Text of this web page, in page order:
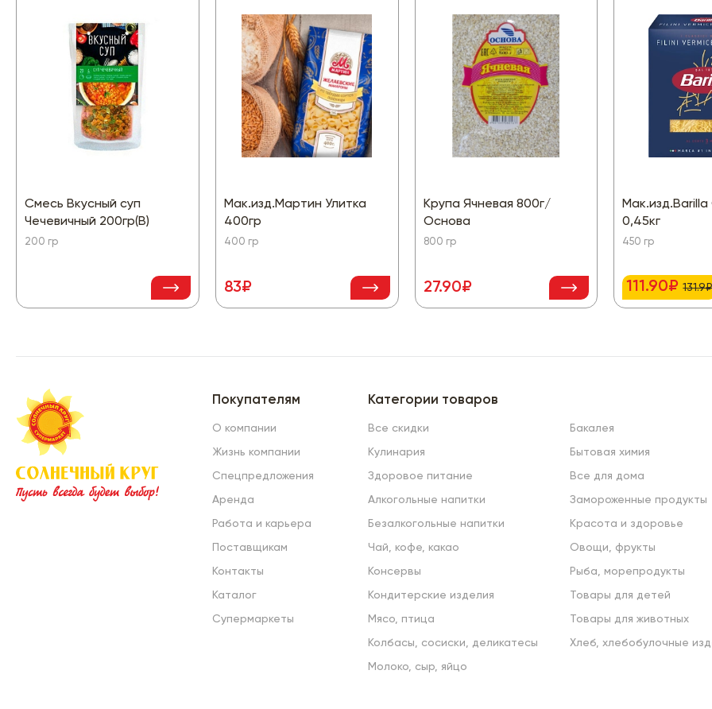
Смесь Вкусный суп
Чечевичный 200гр(В)
200 гр
Мак.изд.Мартин Улитка
400гр
400 гр
83₽
Крупа Ячневая 800г/
Основа
800 гр
27.90₽
0,45кг
450 гр
111.90₽
Покупателям
О компании
Жизнь компании
Спецпредложения
Аренда
Работа и карьера
Поставщикам
Контакты
Каталог
Супермаркеты
Категории товаров
Все скидки
Кулинария
Здоровое питание
Алкогольные напитки
Безалкогольные напитки
Чай, кофе, какао
Консервы
Кондитерские изделия
Мясо, птица
Колбасы, сосиски, деликатесы
Молоко, сыр, яйцо
Бакалея
Бытовая химия
Все для дома
Замороженные продукты
Красота и здоровье
Овощи, фрукты
Рыба, морепродукты
Товары для детей
Товары для животных
Хлеб, хлебобулочные